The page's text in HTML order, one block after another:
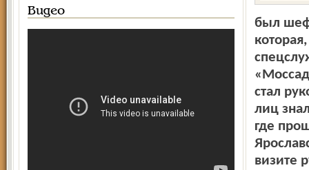
Видео
был
стал
лиц
где
визите